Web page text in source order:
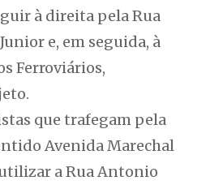
à direita pela Rua
e, em seguida, à
Ferroviários,
que trafegam pela
Avenida Marechal
a Rua Antonio